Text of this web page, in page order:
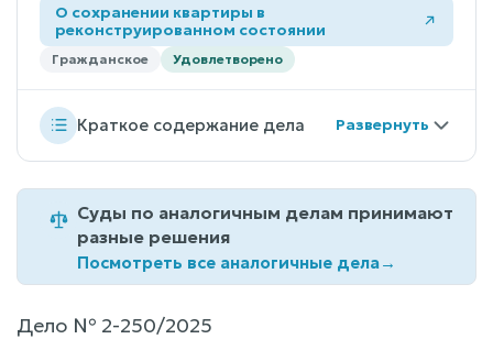
О сохранении квартиры в
реконструированном состоянии
Гражданское Удовлетворено
Краткое содержание дела
Суды по аналогичным делам принимают
разные решения
Посмотреть все аналогичные дела→
Дело № 2-250/2025